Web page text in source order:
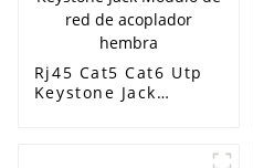
Rj45 Cat5 Cat6 Utp
Keystone Jack